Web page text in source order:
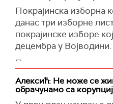
Pozivamo vas da se
zajedno probudimo
DOBRO JUTRO
pic.twitter.com/
— Boris Tadić
Покрајинска изборна
данас три изборне
покрајинске изборе
децембра у Војводини.
Проглашене су листа
чине Нови ДСС и
Савез војвођанских
"Србија против
Алексић: Не може се
обрачунамо са